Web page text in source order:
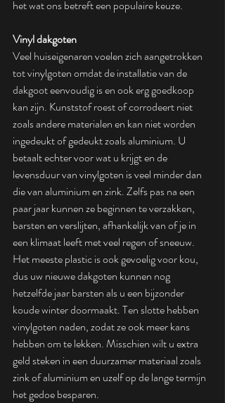
het wat ons betreft een populaire keuze.
Vinyl dakgoten
Veel huiseigenaren voelen zich aangetrokken
tot vinylgoten omdat de installatie van de
dakgoot eenvoudig is en ook erg goedkoop
kan zijn. Kunststof roest of corrodeert niet
zoals andere materialen en kan niet worden
ingedeukt of gedeukt zoals aluminium. U
betaalt echter voor wat u krijgt en de
levensduur van vinylgoten is veel minder dan
die van aluminium en zink. Zelfs pas na een
paar jaar kunnen ze beginnen te verzakken,
barsten en verslijten, afhankelijk van of je in
een klimaat leeft met veel regen of sneeuw.
Het meeste plastic is ook gevoelig voor kou,
dus uw nieuwe dakgoten kunnen nog
hetzelfde jaar barsten als u een bijzonder
koude winter doormaakt. Ten slotte hebben
vinylgoten naden, zodat ze ook meer kans
hebben om te lekken. Misschien wilt u extra
geld steken in een duurzamer materiaal zoals
zink of aluminium en uzelf op de lange termijn
het gedoe besparen.